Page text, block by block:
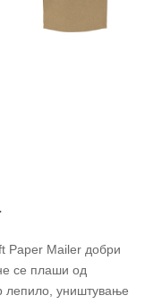
Paper Mailer добри
се плаши од
лепило, уништување